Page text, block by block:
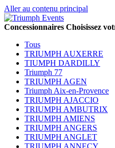
Aller au contenu principal
Concessionnaires Choisissez
Tous
TRIUMPH AUXERRE
TIUMPH DARDILLY
Triumph 77
TRIUMPH AGEN
Triumph Aix-en-Provence
TRIUMPH AJACCIO
TRIUMPH AMBUTRIX
TRIUMPH AMIENS
TRIUMPH ANGERS
TRIUMPH ANGLET
TRIUMPH ANNECY